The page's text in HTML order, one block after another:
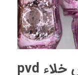
چرا باید از خدمات روکش خلاء pvd